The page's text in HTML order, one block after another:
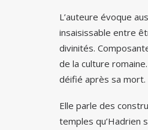
L’auteure évoque
insaisissable entre
divinités.
de la culture
déifié après sa mort.
Elle parle des
temples qu’Hadrien